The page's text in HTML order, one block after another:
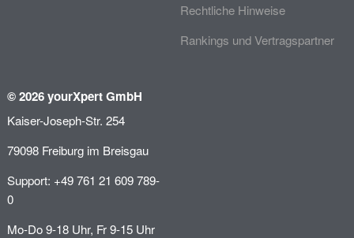
Rechtliche Hinweise
Rankings und Vertragspartner
© 2026 yourXpert GmbH
Kaiser-Joseph-Str. 254
79098 Freiburg im Breisgau
Support: +49 761 21 609 789-
0
Mo-Do 9-18 Uhr, Fr 9-15 Uhr